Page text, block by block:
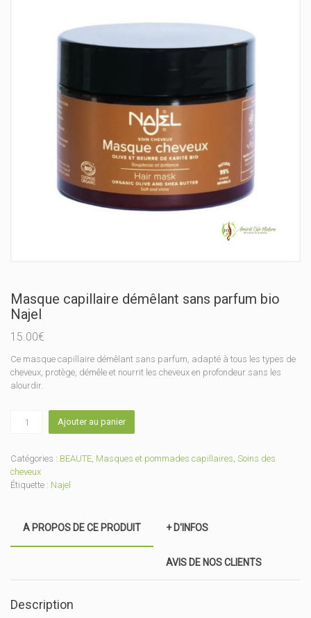
Masque capillaire démêlant sans parfum bio
Najel
15.00€
Ce masque capillaire démêlant sans parfum, adapté à tous les types de
cheveux, protège, démêle et nourrit les cheveux en profondeur sans les
alourdir.
capillaire
démêlant
sans
parfum
Ajouter au panier
Catégories : BEAUTE, Masques et pommades capillaires, Soins des
cheveux
Étiquette : Najel
A PROPOS DE CE PRODUIT + D'INFOS
AVIS DE NOS CLIENTS
Description